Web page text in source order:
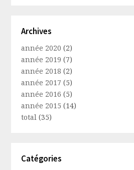
Archives
année 2020 (2)
année 2019 (7)
année 2018 (2)
année 2017 (5)
année 2016 (5)
année 2015 (14)
total(35)
Catégories